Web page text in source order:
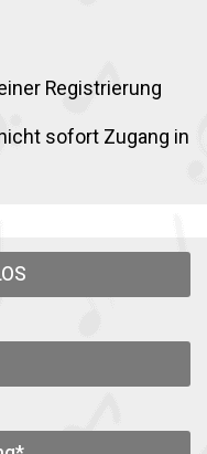
Registrierung
sofort Zugang in